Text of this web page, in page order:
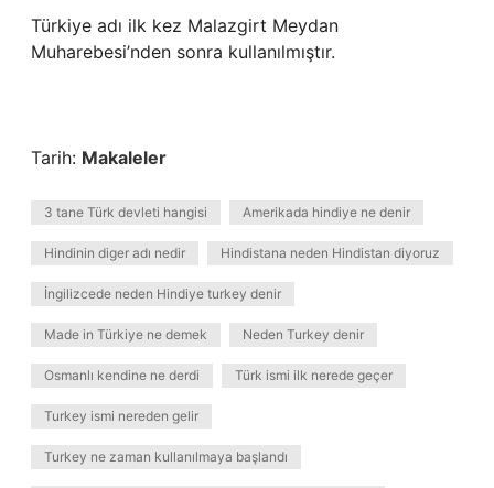
Türkiye adı ilk kez Malazgirt Meydan
Muharebesi’nden sonra kullanılmıştır.
Tarih: Makaleler
3 tane Türk devleti hangisi Amerikada hindiye ne denir
Hindinin diger adı nedir Hindistana neden Hindistan diyoruz
İngilizcede neden Hindiye turkey denir
Made in Türkiye ne demek Neden Turkey denir
Osmanlı kendine ne derdi Türk ismi ilk nerede geçer
Turkey ismi nereden gelir
Turkey ne zaman kullanılmaya başlandı